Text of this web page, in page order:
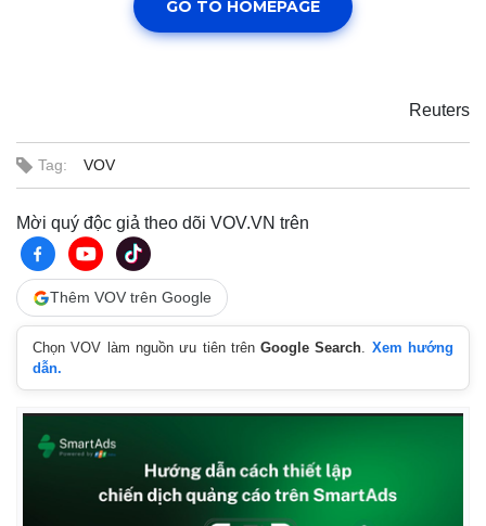
Reuters
Tag: VOV
Mời quý độc giả theo dõi VOV.VN trên
Thêm VOV trên Google
Chọn VOV làm nguồn ưu tiên trênGoogle Search. Xem hướng
dẫn.